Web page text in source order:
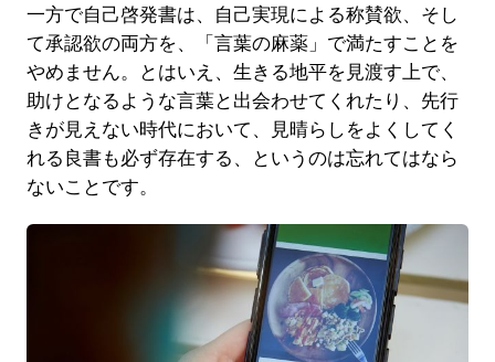
一方で自己啓発書は、自己実現による称賛欲、そし
て承認欲の両方を、「言葉の麻薬」で満たすことを
やめません。とはいえ、生きる地平を見渡す上で、
助けとなるような言葉と出会わせてくれたり、先行
きが見えない時代において、見晴らしをよくしてく
れる良書も必ず存在する、というのは忘れてはなら
ないことです。